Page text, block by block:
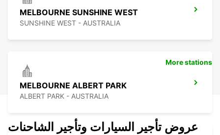
MELBOURNE SUNSHINE WEST
SUNSHINE WEST - AUSTRALIA
MELBOURNE ALBERT PARK
ALBERT PARK - AUSTRALIA
More stations
عروض تأجير السيارات وتأجير الشاحنات